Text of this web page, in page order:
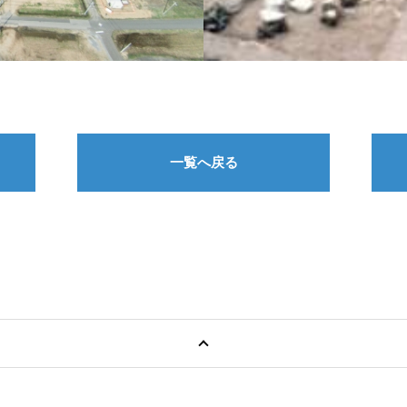
一覧へ戻る